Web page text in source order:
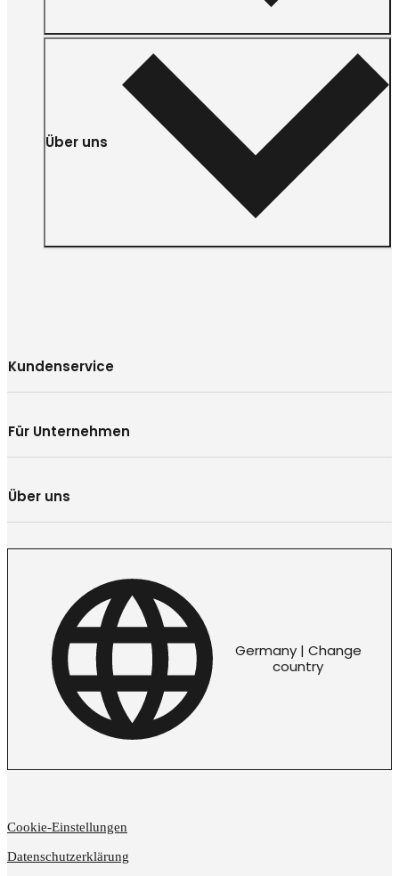
Über uns
Kundenservice
Für Unternehmen
Über uns
Germany | Change
country
Cookie-Einstellungen
Datenschutzerklärung